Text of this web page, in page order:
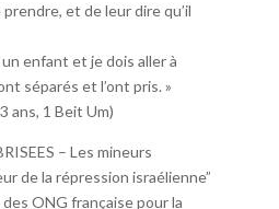
et de leur dire qu’il
enfant et je dois aller à
séparés et l’ont pris. »
ans, 1 Beit Um)
– Les mineurs
de la répression israélienne”
ONG française pour la